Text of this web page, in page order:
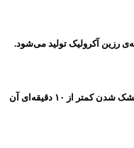
از ویژگی‌‌های این نوع اسپری رنگ‌ می‌توان به خشک‌ شدن کمتر از ۱۰ دقیقه‌ای آن